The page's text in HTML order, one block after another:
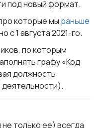
под новый формат.
которые мы раньше
с 1 августа 2021-го.
по которым
графу «Код
должность
только ее) всегда